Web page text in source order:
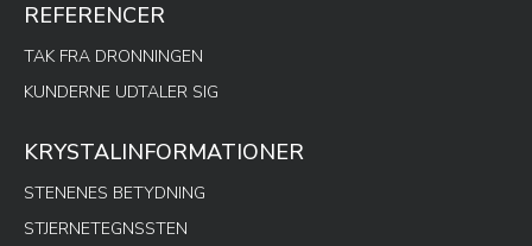
REFERENCER
TAK FRA DRONNINGEN
KUNDERNE UDTALER SIG
KRYSTALINFORMATIONER
STENENES BETYDNING
STJERNETEGNSSTEN